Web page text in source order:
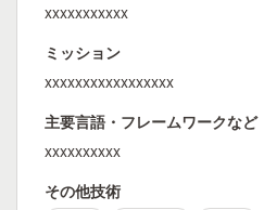
xxxxxxxxxxx
ミッション
xxxxxxxxxxxxxxxxx
主要言語・フレームワークなど
xxxxxxxxxx
その他技術